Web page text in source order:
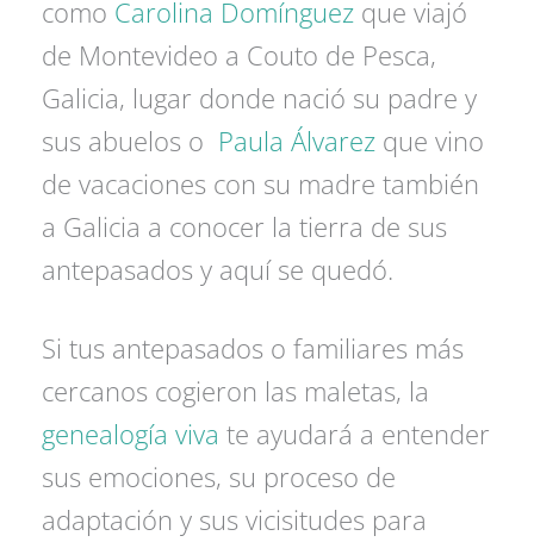
como Carolina Domínguez que viajó
de Montevideo a Couto de Pesca,
Galicia, lugar donde nació su padre y
sus abuelos o Paula Álvarez que vino
de vacaciones con su madre también
a Galicia a conocer la tierra de sus
antepasados y aquí se quedó.
Si tus antepasados o familiares más
cercanos cogieron las maletas, la
genealogía viva te ayudará a entender
sus emociones, su proceso de
adaptación y sus vicisitudes para